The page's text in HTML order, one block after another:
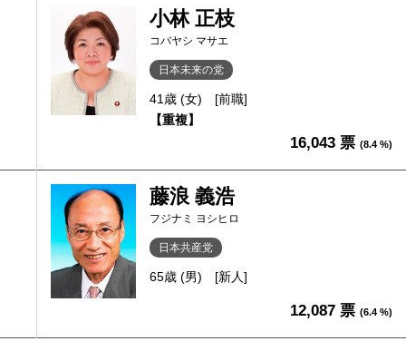
小林 正枝
コバヤシ マサエ
日本未来の党
41歳 (女)
[前職]
【重複】
16,043 票 (8.4 %)
藤浪 義浩
フジナミ ヨシヒロ
日本共産党
65歳 (男) [新人]
12,087 票 (6.4 %)